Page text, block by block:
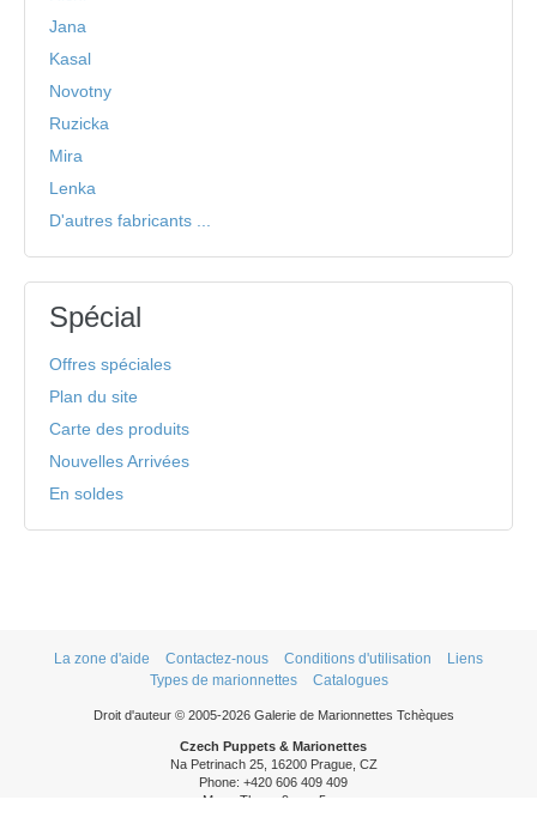
Jana
Kasal
Novotny
Ruzicka
Mira
Lenka
D'autres fabricants ...
Spécial
Offres spéciales
Plan du site
Carte des produits
Nouvelles Arrivées
En soldes
La zone d'aide Contactez-nous Conditions d'utilisation
Liens
Types de marionnettes
Catalogues
Droit d'auteur © 2005-2026 Galerie de Marionnettes Tchèques
Czech Puppets & Marionettes
Na Petrinach 25, 16200 Prague, CZ
Phone: +420 606 409 409
Mon - Thurs: 9am - 5pm